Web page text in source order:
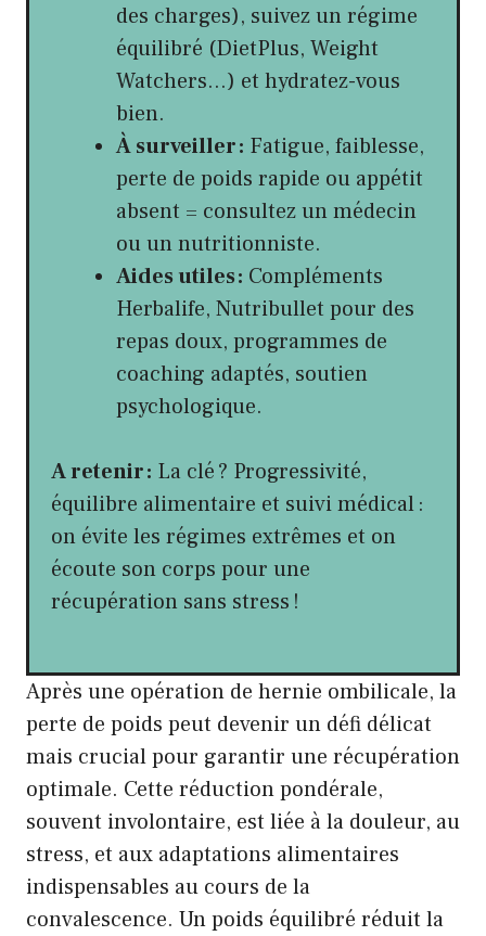
des charges), suivez un régime
équilibré (DietPlus, Weight
Watchers…) et hydratez-vous
bien.
À surveiller : Fatigue, faiblesse,
perte de poids rapide ou appétit
absent = consultez un médecin
ou un nutritionniste.
Aides utiles : Compléments
Herbalife, Nutribullet pour des
repas doux, programmes de
coaching adaptés, soutien
psychologique.
A retenir : La clé ? Progressivité,
équilibre alimentaire et suivi médical :
on évite les régimes extrêmes et on
écoute son corps pour une
récupération sans stress !
Après une opération de hernie ombilicale, la
perte de poids peut devenir un défi délicat
mais crucial pour garantir une récupération
optimale. Cette réduction pondérale,
souvent involontaire, est liée à la douleur, au
stress, et aux adaptations alimentaires
indispensables au cours de la
convalescence. Un poids équilibré réduit la